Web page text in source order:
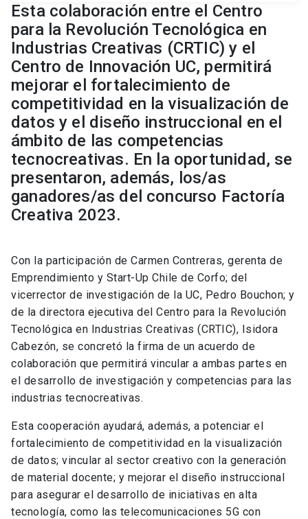
Esta colaboración entre el Centro
para la Revolución Tecnológica en
Industrias Creativas (CRTIC) y el
Centro de Innovación UC, permitirá
mejorar el fortalecimiento de
competitividad en la visualización de
datos y el diseño instruccional en el
ámbito de las competencias
tecnocreativas. En la oportunidad, se
presentaron, además, los/as
ganadores/as del concurso Factoría
Creativa 2023.
Con la participación de Carmen Contreras, gerenta de
Emprendimiento y Start-Up Chile de Corfo; del
vicerrector de investigación de la UC, Pedro Bouchon; y
de la directora ejecutiva del Centro para la Revolución
Tecnológica en Industrias Creativas (CRTIC), Isidora
Cabezón, se concretó la firma de un acuerdo de
colaboración que permitirá vincular a ambas partes en
el desarrollo de investigación y competencias para las
industrias tecnocreativas.
Esta cooperación ayudará, además, a potenciar el
fortalecimiento de competitividad en la visualización
de datos; vincular al sector creativo con la generación
de material docente; y mejorar el diseño instruccional
para asegurar el desarrollo de iniciativas en alta
tecnología, como las telecomunicaciones 5G con